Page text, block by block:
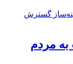
مردم